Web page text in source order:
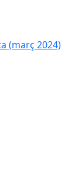
(març 2024)